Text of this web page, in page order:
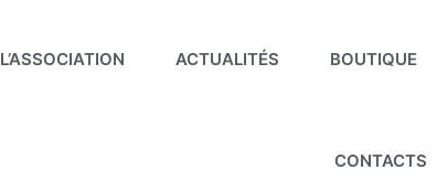
L’ASSOCIATION ACTUALITÉS BOUTIQUE
CONTACTS